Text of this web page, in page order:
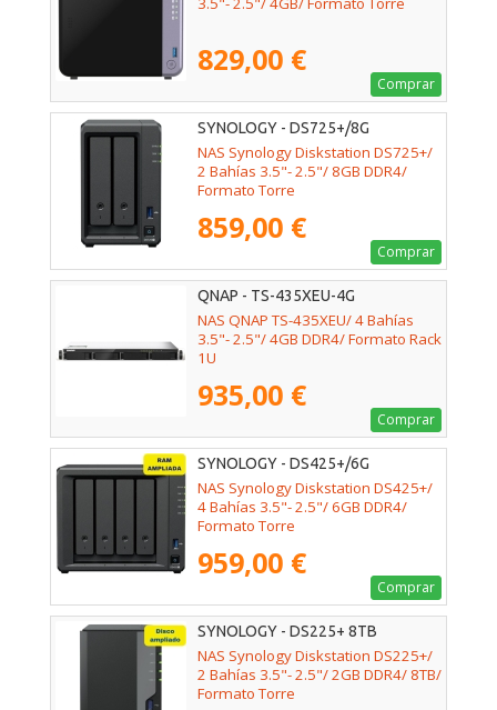
829,00 €
Comprar
SYNOLOGY - DS725+/8G
NAS Synology Diskstation DS725+/
2 Bahías 3.5"- 2.5"/ 8GB DDR4/
Formato Torre
859,00 €
Comprar
QNAP - TS-435XEU-4G
NAS QNAP TS-435XEU/ 4 Bahías
3.5"- 2.5"/ 4GB DDR4/ Formato Rack
1U
935,00 €
Comprar
SYNOLOGY - DS425+/6G
NAS Synology Diskstation DS425+/
4 Bahías 3.5"- 2.5"/ 6GB DDR4/
Formato Torre
959,00 €
Comprar
SYNOLOGY - DS225+ 8TB
NAS Synology Diskstation DS225+/
2 Bahías 3.5"- 2.5"/ 2GB DDR4/ 8TB/
Formato Torre